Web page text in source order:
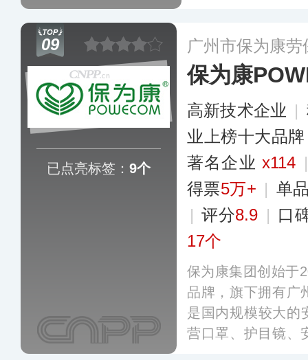
29个省市自治区
09
已点亮标签： 9个
广州市保为康
保为康
高新技术企业 |
业上榜十大品牌
著名企业 x114
得票5万+ | 单
| 评分8.9 | 口
17个
保为康集团创始于
品牌，旗下拥有广
是国内规模较大的
营口罩、护目镜、